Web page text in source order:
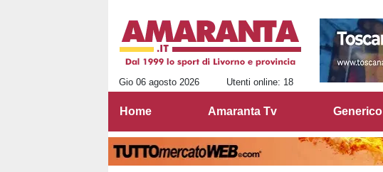
Gio 06 agosto 2026 Utenti online: 18
Home Amaranta Tv Generico